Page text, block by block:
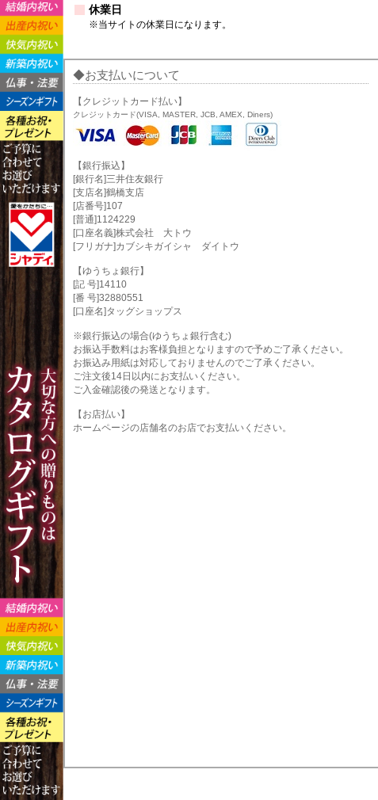
休業日
※当サイトの休業日になります。
お支払いについて
【クレジットカード払い】
クレジットカード(VISA, MASTER, JCB, AMEX, Diners)
【銀行振込】
[銀行名]三井住友銀行
[支店名]鶴橋支店
[店番号]107
[普通]1124229
[口座名義]株式会社 大トウ
[フリガナ]カブシキガイシャ ダイトウ
【ゆうちょ銀行】
[記 号]14110
[番 号]32880551
[口座名]タッグショップス
※銀行振込の場合(ゆうちょ銀行含む)
お振込手数料はお客様負担となりますので予めご了承ください。
お振込み用紙は対応しておりませんのでご了承ください。
ご注文後14日以内にお支払いください。
ご入金確認後の発送となります。
【お店払い】
ホームページの店舗名のお店でお支払いください。